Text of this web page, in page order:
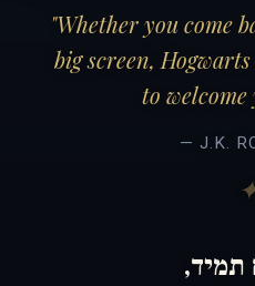
"Whether you come
big screen,
to welcome
— J.K.